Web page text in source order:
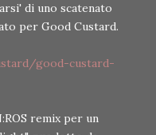
di uno scatenato
per Good Custard.
good-custard-
remix per un